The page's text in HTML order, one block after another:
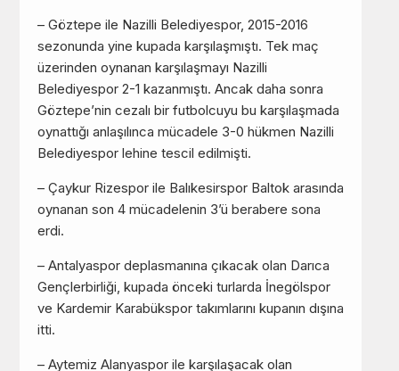
– Göztepe ile Nazilli Belediyespor, 2015-2016
sezonunda yine kupada karşılaşmıştı. Tek maç
üzerinden oynanan karşılaşmayı Nazilli
Belediyespor 2-1 kazanmıştı. Ancak daha sonra
Göztepe’nin cezalı bir futbolcuyu bu karşılaşmada
oynattığı anlaşılınca mücadele 3-0 hükmen Nazilli
Belediyespor lehine tescil edilmişti.
– Çaykur Rizespor ile Balıkesirspor Baltok arasında
oynanan son 4 mücadelenin 3’ü berabere sona
erdi.
– Antalyaspor deplasmanına çıkacak olan Darıca
Gençlerbirliği, kupada önceki turlarda İnegölspor
ve Kardemir Karabükspor takımlarını kupanın dışına
itti.
– Aytemiz Alanyaspor ile karşılaşacak olan